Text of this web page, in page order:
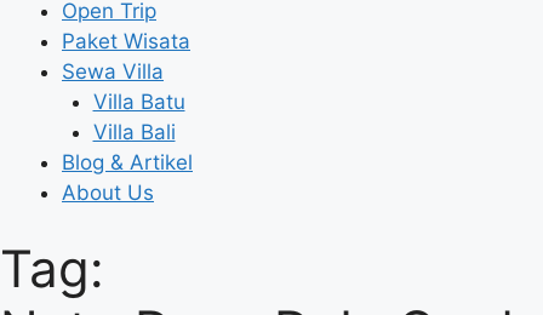
Open Trip
Paket Wisata
Sewa Villa
Villa Batu
Villa Bali
Blog & Artikel
About Us
Tag: